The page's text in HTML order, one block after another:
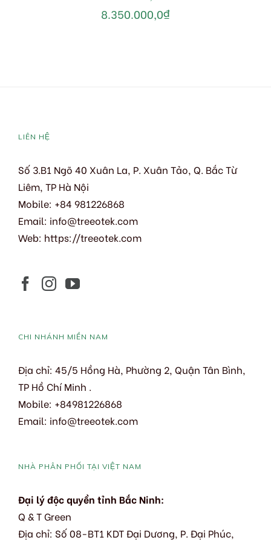
8.350.000,0₫
LIÊN HỆ
Số 3.B1 Ngõ 40 Xuân La, P. Xuân Tảo, Q. Bắc Từ
Liêm, TP Hà Nội
Mobile: +84 981226868
Email: info@treeotek.com
Web: https://treeotek.com
CHI NHÁNH MIỀN NAM
Địa chỉ: 45/5 Hồng Hà, Phường 2, Quận Tân Bình,
TP Hồ Chí Minh .
Mobile: +84981226868
Email: info@treeotek.com
NHÀ PHÂN PHỐI TẠI VIỆT NAM
Đại lý độc quyền tỉnh Bắc Ninh:
Q & T Green
Địa chỉ: Số 08-BT1 KDT Đại Dương, P. Đại Phúc,